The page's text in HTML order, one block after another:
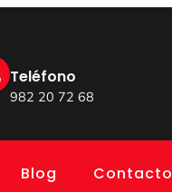
Teléfono
982 20 72 68
Blog Contacto